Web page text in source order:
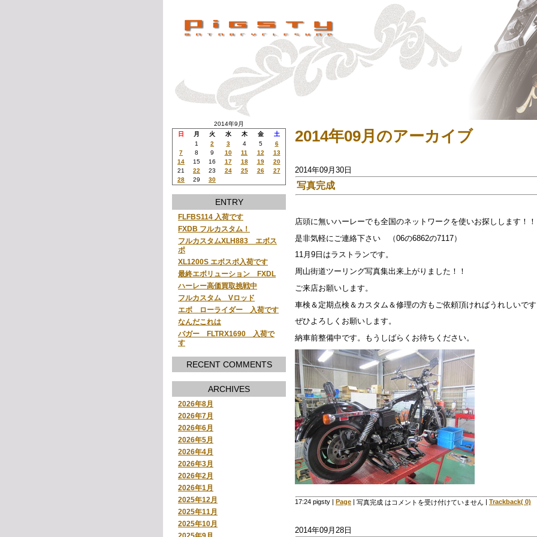
2014年9月
日
月 火 水 木 金
土
1
2 3 4 5
6
7
8 9 10 11 12
13
14
15 16 17 18 19
20
21
22 23 24 25 26
27
28
29 30
ENTRY
FLFBS114 入荷です
FXDB フルカスタム！
フルカスタムXLH883 エボス
ポ
XL1200S エボスポ入荷です
最終エボリューション FXDL
ハーレー高価買取挑戦中
フルカスタム Vロッド
エボ ローライダー 入荷です
なんだこれは
バガー FLTRX1690 入荷で
す
RECENT COMMENTS
ARCHIVES
2026年8月
2026年7月
2026年6月
2026年5月
2026年4月
2026年3月
2026年2月
2026年1月
2025年12月
2025年11月
2025年10月
2014年09月のアーカイブ
2014年09月30日
写真完成
店頭に無いハーレーでも全国のネットワークを使いお探しします！！
是非気軽にご連絡下さい （06の6862の7117）
11月9日はラストランです。
周山街道ツーリング写真集出来上がりました！！
ご来店お願いします。
車検＆定期点検＆カスタム＆修理の方もご依頼頂ければうれしいで
ぜひよろしくお願いします。
納車前整備中です。もうしばらくお待ちください。
17:24 pigsty | Page | 写真完成 は コメントを受け付けていません | Trackback( 0)
2014年09月28日